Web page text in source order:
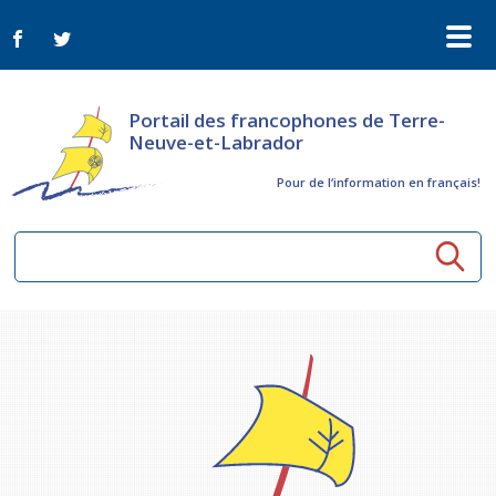
Portail des francophones de Terre-
Neuve-et-Labrador
Pour de l‘information en français!
Appels d'offres du secteur culturel
Plan de Développement Global
Bulletin Le FrancoTNL